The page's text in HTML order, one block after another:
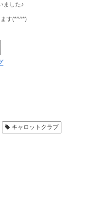
ました♪
す(*^^*)
キャロットクラブ